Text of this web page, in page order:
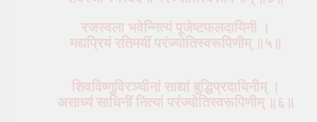
रजस्वला भवेन्नित्यं पूजेष्टफलदायिनी ।
मद्यप्रियं रतिमयीं परंज्योतिस्वरूपिणीम् ॥५॥
शिवविष्णुविरञ्चीनां साद्यां बुद्धिप्रदायिनीम् ।
असाध्यं साधिनीं नित्यां परंज्योतिस्वरूपिणीम् ॥६॥